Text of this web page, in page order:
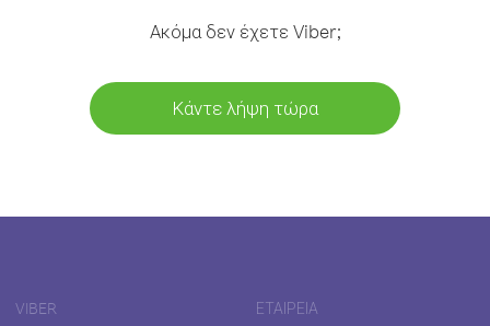
Ακόμα δεν έχετε Viber;
Κάντε λήψη τώρα
VIBER ΕΤΑΙΡΕΊΑ